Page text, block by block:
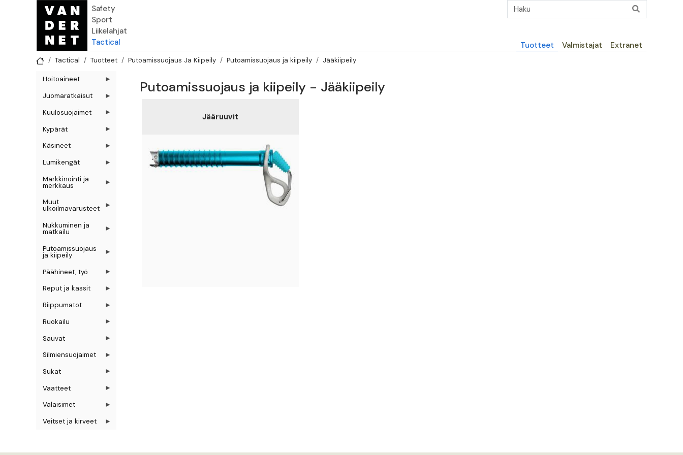
Hyppää pääsisältöön
Safety
Sport
Liikelahjat
Tactical
Päävalikko
Tuotteet Valmistajat Extranet
Tactical Tuotteet Putoamissuojaus Ja Kiipeily Putoamissuojaus ja kiipeily Jääkiipeily
Putoamissuojaus ja kiipeily - Jääkiipeily
Jääruuvit
Hoitoaineet
Juomaratkaisut
Kuulosuojaimet
Kypärät
Käsineet
Lumikengät
Markkinointi ja
merkkaus
Muut
ulkoilmavarusteet
Nukkuminen ja
matkailu
Putoamissuojaus
ja kiipeily
Päähineet, työ
Reput ja kassit
Riippumatot
Ruokailu
Sauvat
Silmiensuojaimet
Sukat
Vaatteet
Valaisimet
Veitset ja kirveet